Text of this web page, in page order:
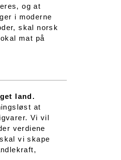
og at
i moderne
skal norsk
mat på
land.
at
Vi vil
verdiene
vi skape